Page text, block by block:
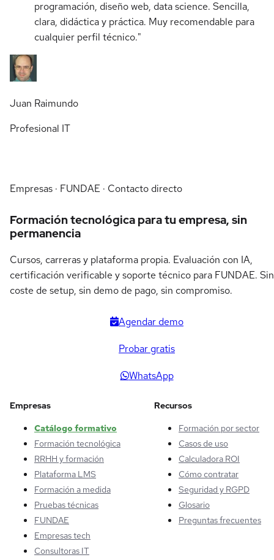
programación, diseño web, data science. Sencilla,
clara, didáctica y práctica. Muy recomendable para
cualquier perfil técnico."
Juan Raimundo
Profesional IT
Empresas · FUNDAE · Contacto directo
Formación tecnológica para tu empresa, sin
permanencia
Cursos, carreras y plataforma propia. Evaluación con IA,
certificación verificable y soporte técnico para FUNDAE. Sin
coste de setup, sin demo de pago, sin compromiso.
Agendar demo
Probar gratis
WhatsApp
Empresas
Catálogo formativo
Formación tecnológica
RRHH y formación
Plataforma LMS
Formación a medida
Pruebas técnicas
FUNDAE
Empresas tech
Consultoras IT
Recursos
Formación por sector
Casos de uso
Calculadora ROI
Cómo contratar
Seguridad y RGPD
Glosario
Preguntas frecuentes